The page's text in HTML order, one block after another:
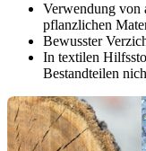
Verwendung von
pflanzlichen
Bewusster
In textilen
Bestandteilen